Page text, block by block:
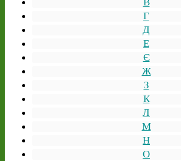
Г
Д
Е
Є
Ж
З
К
Л
М
Н
О